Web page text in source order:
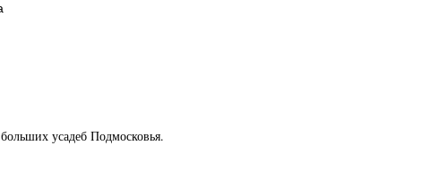
усадеб Подмосковья.